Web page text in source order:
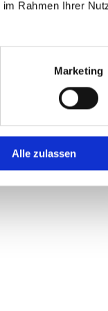
Rahmen Ihrer
Marketing
Alle zulassen
von
Cookies die